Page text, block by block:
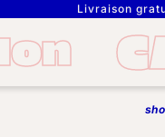
Livraison